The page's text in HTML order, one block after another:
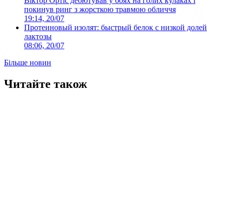
покинув ринг з жорсткою травмою обличчя
19:14, 20/07
Протеиновый изолят: быстрый белок с низкой долей
лактозы
08:06, 20/07
Більше новин
Читайте також